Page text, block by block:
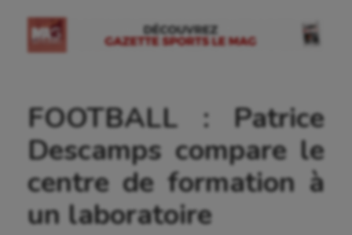
FOOTBALL : Patrice
Descamps compare le
centre de formation à
un laboratoire